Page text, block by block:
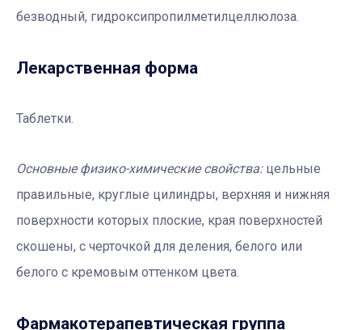
безводный, гидроксипропилметилцеллюлоза.
Лекарственная форма
Таблетки.
Основные физико-химические свойства: цельные
правильные, круглые цилиндры, верхняя и нижняя
поверхности которых плоские, края поверхностей
скошены, с черточкой для деления, белого или
белого с кремовым оттенком цвета.
Фармакотерапевтичеcкая группа